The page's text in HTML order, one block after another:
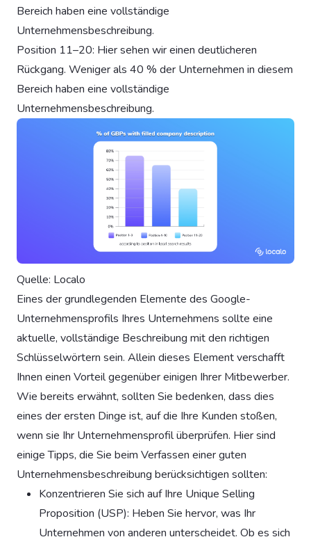
Bereich haben eine vollständige
Unternehmensbeschreibung.
Position 11–20: Hier sehen wir einen deutlicheren
Rückgang. Weniger als 40 % der Unternehmen in diesem
Bereich haben eine vollständige
Unternehmensbeschreibung.
Quelle: Localo
Eines der grundlegenden Elemente des Google-
Unternehmensprofils Ihres Unternehmens sollte eine
aktuelle, vollständige Beschreibung mit den richtigen
Schlüsselwörtern sein. Allein dieses Element verschafft
Ihnen einen Vorteil gegenüber einigen Ihrer Mitbewerber.
Wie bereits erwähnt, sollten Sie bedenken, dass dies
eines der ersten Dinge ist, auf die Ihre Kunden stoßen,
wenn sie Ihr Unternehmensprofil überprüfen. Hier sind
einige Tipps, die Sie beim Verfassen einer guten
Unternehmensbeschreibung berücksichtigen sollten:
Konzentrieren Sie sich auf Ihre Unique Selling
Proposition (USP): Heben Sie hervor, was Ihr
Unternehmen von anderen unterscheidet. Ob es sich